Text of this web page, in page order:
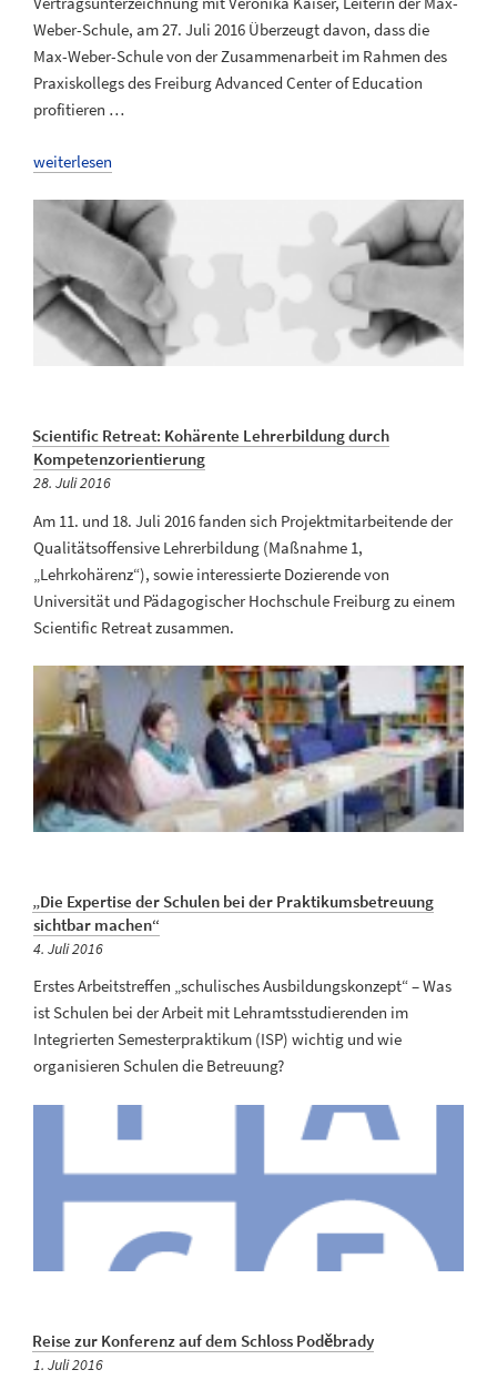
Weber-Schule, am 27. Juli 2016 Überzeugt davon, dass die
Max-Weber-Schule von der Zusammenarbeit im Rahmen des
Praxiskollegs des Freiburg Advanced Center of Education
profitieren …
„Erster
Hochschulpartnerschule
unterzeichnet“
weiterlesen
Scientific Retreat: Kohärente Lehrerbildung durch
Kompetenzorientierung
Veröffentlicht
28. Juli 2016
Am 11. und 18. Juli 2016 fanden sich Projektmitarbeitende der
Qualitätsoffensive Lehrerbildung (Maßnahme 1,
„Lehrkohärenz“), sowie interessierte Dozierende von
Universität und Pädagogischer Hochschule Freiburg zu einem
Scientific Retreat zusammen.
„Die Expertise der Schulen bei der Praktikumsbetreuung
sichtbar machen“
Veröffentlicht
4. Juli 2016
Erstes Arbeitstreffen „schulisches Ausbildungskonzept“ – Was
ist Schulen bei der Arbeit mit Lehramtsstudierenden im
Integrierten Semesterpraktikum (ISP) wichtig und wie
organisieren Schulen die Betreuung?
Reise zur Konferenz auf dem Schloss Poděbrady
Veröffentlicht
1. Juli 2016